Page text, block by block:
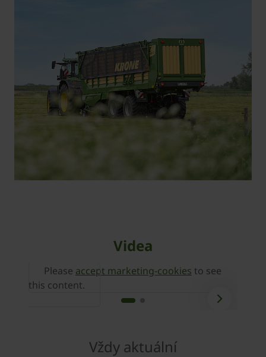
Videa
Please accept marketing-cookies to see
this content.
Vždy aktuální